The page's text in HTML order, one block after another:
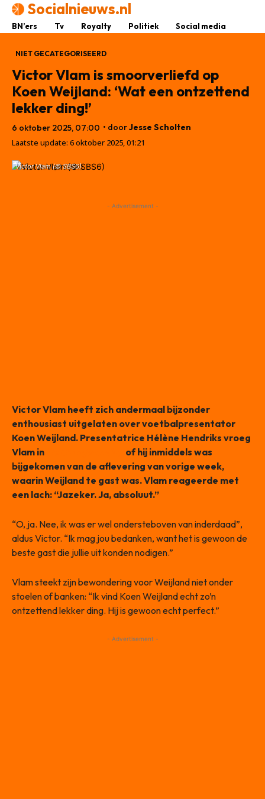
Socialnieuws.nl
BN’ers Tv Royalty Politiek Social media
NIET GECATEGORISEERD
Victor Vlam is smoorverliefd op
Koen Weijland: ‘Wat een ontzettend
lekker ding!’
6 oktober 2025, 07:00 • doorJesse Scholten
Laatste update: 6 oktober 2025, 01:21
Victor Vlam (© SBS6)
- Advertisement -
Victor Vlam heeft zich andermaal bijzonder
enthousiast uitgelaten over voetbalpresentator
Koen Weijland. Presentatrice Hélène Hendriks vroeg
Vlam in
of hij inmiddels was
bijgekomen van de aflevering van vorige week,
waarin Weijland te gast was. Vlam reageerde met
een lach: “Jazeker. Ja, absoluut.”
“O, ja. Nee, ik was er wel ondersteboven van inderdaad”,
aldus Victor. “Ik mag jou bedanken, want het is gewoon de
beste gast die jullie uit konden nodigen.”
Vlam steekt zijn bewondering voor Weijland niet onder
stoelen of banken: “Ik vind Koen Weijland echt zo’n
ontzettend lekker ding. Hij is gewoon echt perfect.”
- Advertisement -